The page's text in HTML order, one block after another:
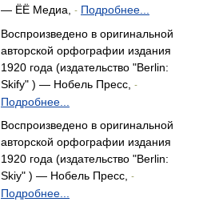
— ЁЁ Медиа,
- Подробнее...
Воспроизведено в оригинальной
авторской орфографии издания
1920 года (издательство "Berlin:
Skify" ) — Нобель Пресс,
-
Подробнее...
Воспроизведено в оригинальной
авторской орфографии издания
1920 года (издательство "Berlin:
Skiy" ) — Нобель Пресс,
-
Подробнее...